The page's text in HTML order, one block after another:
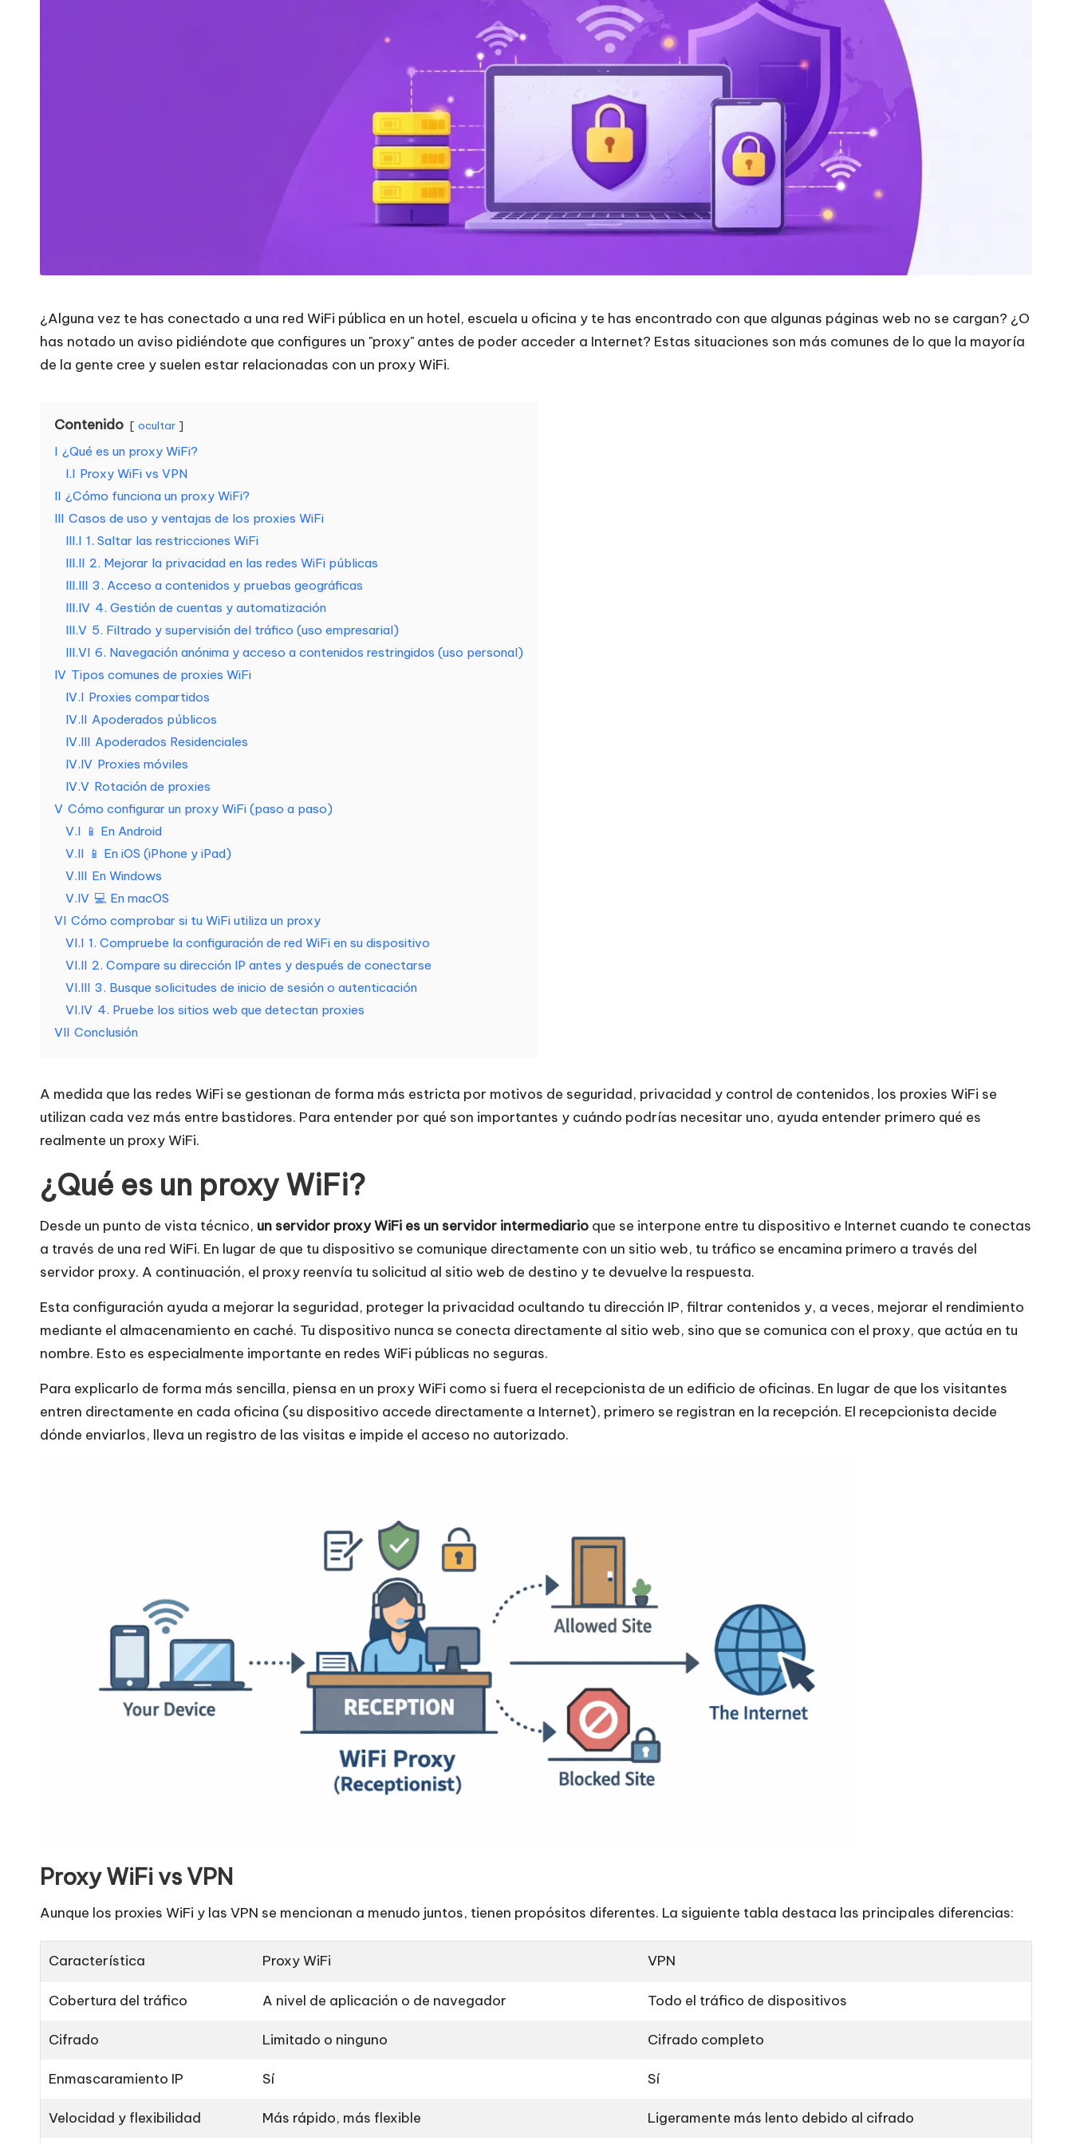
s
u
s
n
e
c
e
si
s
a
a
t
u
it
a
]
-
O
k
e
y
P
¿Alguna vez te has conectado a una red WiFi pública en un hotel, escuela u oficina y te has encontrado con que algunas páginas web no se cargan? ¿O
has notado un aviso pidiéndote que configures un "proxy" antes de poder acceder a Internet? Estas situaciones son más comunes de lo que la mayoría
de la gente cree y suelen estar relacionadas con un proxy WiFi.
Contenido ocultar
I ¿Qué es un proxy WiFi?
I.I Proxy WiFi vs VPN
II ¿Cómo funciona un proxy WiFi?
III Casos de uso y ventajas de los proxies WiFi
III.I 1. Saltar las restricciones WiFi
III.II 2. Mejorar la privacidad en las redes WiFi públicas
III.III 3. Acceso a contenidos y pruebas geográficas
III.IV 4. Gestión de cuentas y automatización
III.V 5. Filtrado y supervisión del tráfico (uso empresarial)
III.VI 6. Navegación anónima y acceso a contenidos restringidos (uso personal)
IV Tipos comunes de proxies WiFi
IV.I Proxies compartidos
IV.II Apoderados públicos
IV.III Apoderados Residenciales
IV.IV Proxies móviles
IV.V Rotación de proxies
V Cómo configurar un proxy WiFi (paso a paso)
V.I 📱 En Android
V.II 📱 En iOS (iPhone y iPad)
V.III En Windows
V.IV 💻 En macOS
VI Cómo comprobar si tu WiFi utiliza un proxy
VI.I 1. Compruebe la configuración de red WiFi en su dispositivo
VI.II 2. Compare su dirección IP antes y después de conectarse
VI.III 3. Busque solicitudes de inicio de sesión o autenticación
VI.IV 4. Pruebe los sitios web que detectan proxies
VII Conclusión
A medida que las redes WiFi se gestionan de forma más estricta por motivos de seguridad, privacidad y control de contenidos, los proxies WiFi se
utilizan cada vez más entre bastidores. Para entender por qué son importantes y cuándo podrías necesitar uno, ayuda entender primero qué es
realmente un proxy WiFi.
¿Qué es un proxy WiFi?
Desde un punto de vista técnico, un servidor proxy WiFi es un servidor intermediario que se interpone entre tu dispositivo e Internet cuando te conectas
a través de una red WiFi. En lugar de que tu dispositivo se comunique directamente con un sitio web, tu tráfico se encamina primero a través del
servidor proxy. A continuación, el proxy reenvía tu solicitud al sitio web de destino y te devuelve la respuesta.
Esta configuración ayuda a mejorar la seguridad, proteger la privacidad ocultando tu dirección IP, filtrar contenidos y, a veces, mejorar el rendimiento
mediante el almacenamiento en caché. Tu dispositivo nunca se conecta directamente al sitio web, sino que se comunica con el proxy, que actúa en tu
nombre. Esto es especialmente importante en redes WiFi públicas no seguras.
Para explicarlo de forma más sencilla, piensa en un proxy WiFi como si fuera el recepcionista de un edificio de oficinas. En lugar de que los visitantes
entren directamente en cada oficina (su dispositivo accede directamente a Internet), primero se registran en la recepción. El recepcionista decide
dónde enviarlos, lleva un registro de las visitas e impide el acceso no autorizado.
Proxy WiFi vs VPN
Aunque los proxies WiFi y las VPN se mencionan a menudo juntos, tienen propósitos diferentes. La siguiente tabla destaca las principales diferencias:
Característica Proxy WiFi VPN
Cobertura del tráfico A nivel de aplicación o de navegador Todo el tráfico de dispositivos
Cifrado Limitado o ninguno Cifrado completo
Enmascaramiento IP Sí Sí
Velocidad y flexibilidad Más rápido, más flexible Ligeramente más lento debido al cifrado